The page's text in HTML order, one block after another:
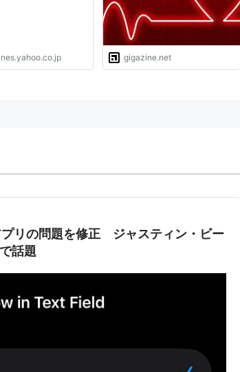
gigazine.net
プリの問題を修正 ジャスティン・ビー
話題